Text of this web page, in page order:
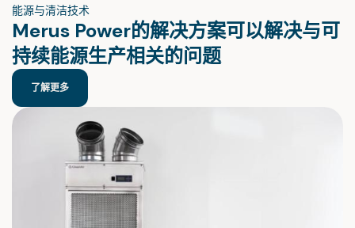
能源与清洁技术
Merus Power的解决方案可以解决与可
持续能源生产相关的问题
了解更多